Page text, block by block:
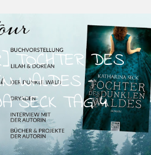
TOCHTER DES
WALDES –
SECK TAG 4